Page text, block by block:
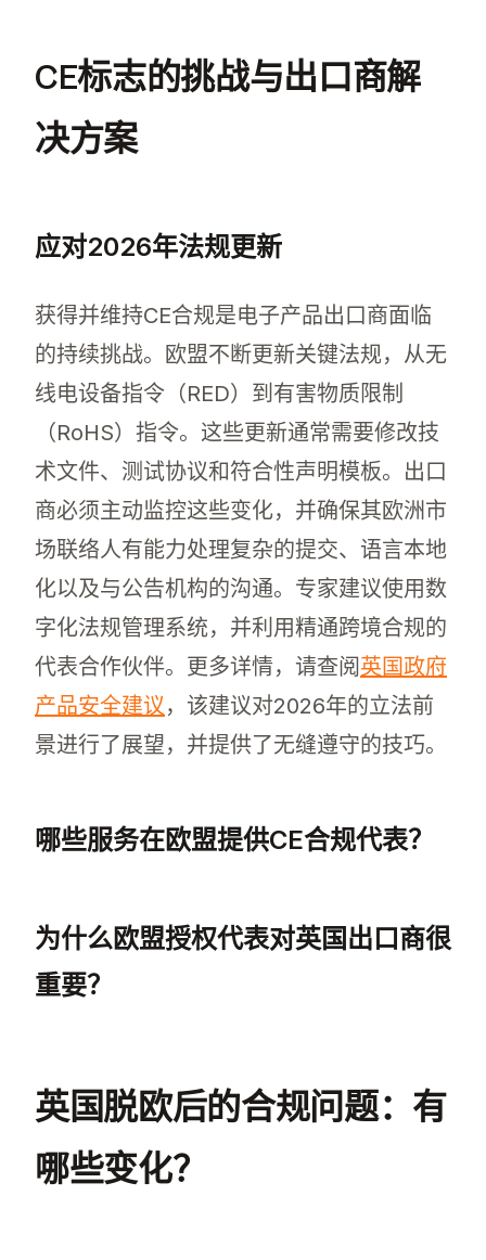
CE标志的挑战与出口商解
决方案
应对2026年法规更新
获得并维持CE合规是电子产品出口商面临
的持续挑战。欧盟不断更新关键法规，从无
线电设备指令（RED）到有害物质限制
（RoHS）指令。这些更新通常需要修改技
术文件、测试协议和符合性声明模板。出口
商必须主动监控这些变化，并确保其欧洲市
场联络人有能力处理复杂的提交、语言本地
化以及与公告机构的沟通。专家建议使用数
字化法规管理系统，并利用精通跨境合规的
代表合作伙伴。更多详情，请查阅英国政府
产品安全建议，该建议对2026年的立法前
景进行了展望，并提供了无缝遵守的技巧。
哪些服务在欧盟提供CE合规代表？
为什么欧盟授权代表对英国出口商很
重要？
英国脱欧后的合规问题：有
哪些变化？